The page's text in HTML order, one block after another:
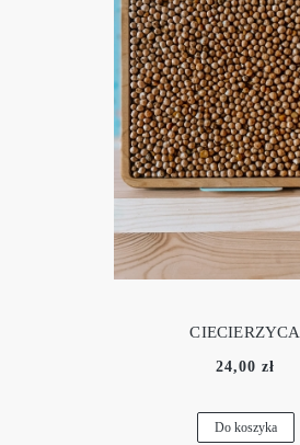
CIECIERZYCA
24,00 zł
Do koszyka